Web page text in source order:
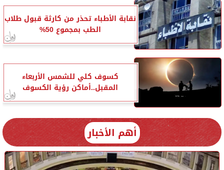
نقابة الأطباء تحذر من كارثة قبول طلاب
الطب بمجموع 50%
كسوف كلي للشمس الأربعاء
المقبل..أماكن رؤية الكسوف
أهم الأخبار